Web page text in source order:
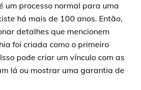
um processo normal para uma
há mais de 100 anos. Então,
detalhes que mencionem
foi criada como o primeiro
pode criar um vínculo com as
lá ou mostrar uma garantia de